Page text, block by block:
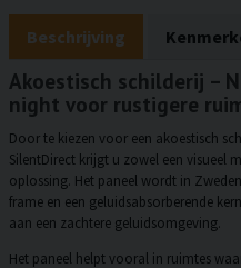
Beschrijving
Akoestisch schilderij –
night voor rustigere
Door te kiezen voor een akoestisch
SilentDirect krijgt u zowel een visueel
oplossing. Het paneel wordt in
frame en een geluidsabsorberende
aan een zachtere geluidsomgeving.
Het paneel helpt vooral in ruimtes